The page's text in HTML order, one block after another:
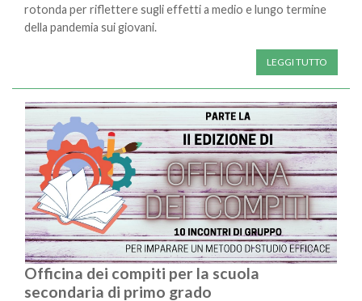
rotonda per riflettere sugli effetti a medio e lungo termine
della pandemia sui giovani.
LEGGI TUTTO
Officina dei compiti per la scuola
secondaria di primo grado